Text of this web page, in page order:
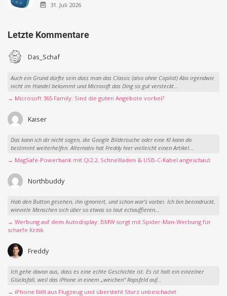
31. Juli 2026
Letzte Kommentare
Das_Schaf
Auch ein Grund dürfte sein dass man das Classic (also ohne Copilot) Abo irgendwie
nicht im Handel bekommt und Microsoft das Ding so gut versteckt...
→ Microsoft 365 Family: Sind die guten Angebote vorbei?
Kaiser
Das kann ich dir nicht sagen, die Google Bildersuche oder eine KI kann da
bestimmt weiterhelfen. Alternativ hat Freddy hier vielleicht einen Artikel...
→ MagSafe-Powerbank mit Qi2.2, Schnellladen & USB-C-Kabel angeschaut
Northbuddy
Hab den Button gesehen, ihn ignoriert, und schon war‘s vorbei. Ich bin beeindruckt,
wieviele Menschen sich über so etwas so laut echauffieren...
→ Werbung auf dem Autodisplay: BMW sorgt mit Spider-Man-Werbung für
scharfe Kritik
Freddy
Ich gehe davon aus, dass es eine echte Geschichte ist. Es ist halt ein einzelner
Glücksfall, weil das iPhone in einem „weichen“ Rapsfeld auf...
→ iPhone fällt aus Flugzeug und übersteht Sturz unbeschadet